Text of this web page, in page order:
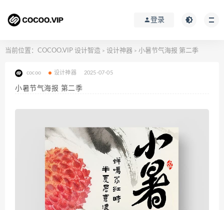
登录
当前位置： COCOO.VIP 设计智造 > 设计神器 > 小暑节气海报 第二季
cocoo 设计神器 2025-07-05
小暑节气海报 第二季